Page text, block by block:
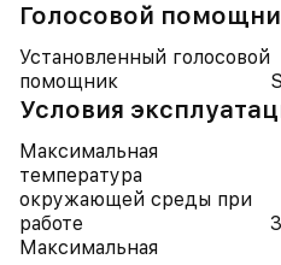
Голосовой
Установленный голосовой
помощник
Условия
Максимальная
температура
окружающей среды при
работе
Максимальная